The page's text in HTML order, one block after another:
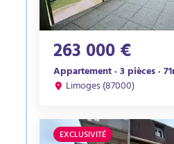
263 000 €
Appartement · 3 pièces ·
Limoges (87000)
EXCLUSIVITÉ